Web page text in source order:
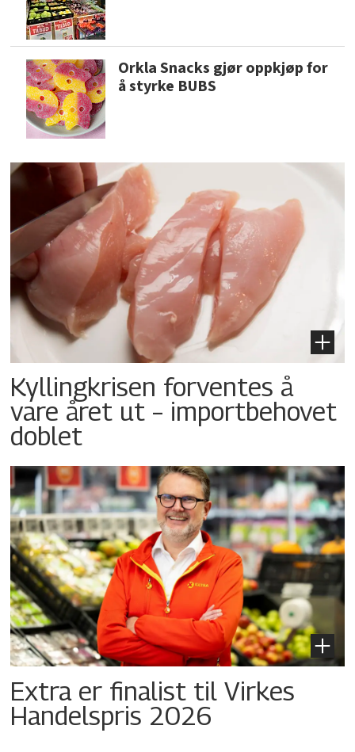
Orkla Snacks gjør oppkjøp for
å styrke BUBS
Kyllingkrisen forventes å
vare året ut – importbehovet
doblet
Extra er finalist til Virkes
Handelspris 2026